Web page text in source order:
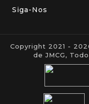
Siga-Nos
Copyright 2021 -
de JMCG,